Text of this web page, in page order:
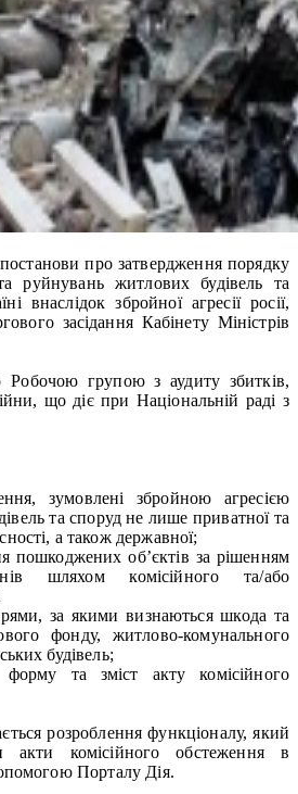
про затвердження порядку
руйнувань житлових будівель та
внаслідок збройної агресії росії,
засідання Кабінету Міністрів
Робочою групою з аудиту збитків,
що діє при Національній раді з
зумовлені збройною агресією
та споруд не лише приватної та
а також державної;
пошкоджених об’єктів за рішенням
шляхом комісійного та/або
за якими визнаються шкода та
фонду, житлово-комунального
будівель;
та зміст акту комісійного
розроблення функціоналу, який
акти комісійного обстеження в
Порталу Дія.